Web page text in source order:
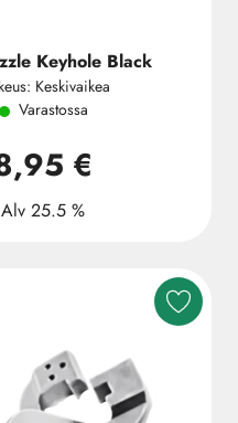
Keyhole Black
Keskivaikea
Varastossa
€
Alv 25.5 %